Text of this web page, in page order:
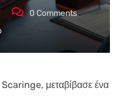
0 Comments
μεταβίβασε ένα